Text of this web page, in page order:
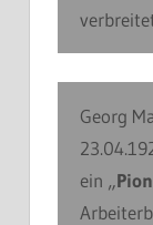
Georg
ein „